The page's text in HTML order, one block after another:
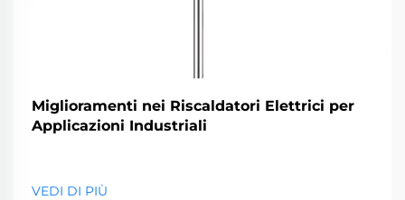
Miglioramenti nei Riscaldatori Elettrici per
Applicazioni Industriali
VEDI DI PIÙ